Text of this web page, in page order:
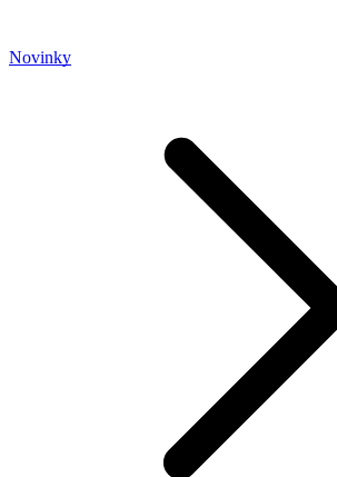
Novinky